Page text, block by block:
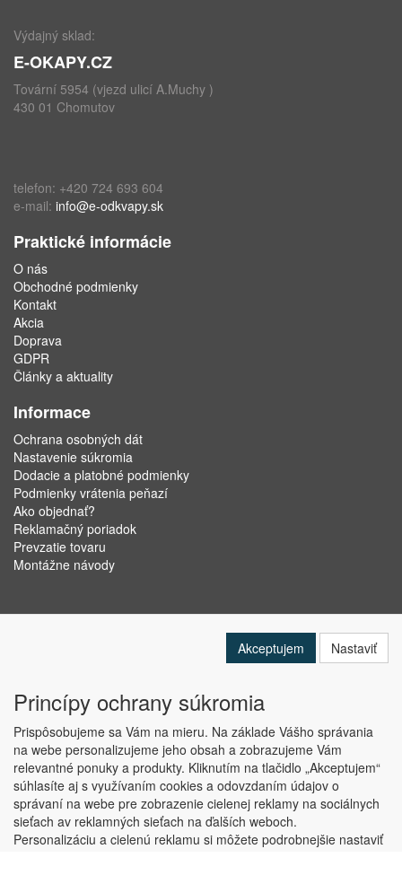
Výdajný sklad:
E-OKAPY.CZ
Tovární 5954 (vjezd ulicí A.Muchy )
430 01 Chomutov
telefon: +420 724 693 604
e-mail: info@e-odkvapy.sk
Praktické informácie
O nás
Obchodné podmienky
Kontakt
Akcia
Doprava
GDPR
Články a aktuality
Informace
Ochrana osobných dát
Nastavenie súkromia
Dodacie a platobné podmienky
Podmienky vrátenia peňazí
Ako objednať?
Reklamačný poriadok
Prevzatie tovaru
Montážne návody
Copyright © ABRA Software a.s. 2019
Akceptujem Nastaviť
Princípy ochrany súkromia
Prispôsobujeme sa Vám na mieru. Na základe Vášho správania
na webe personalizujeme jeho obsah a zobrazujeme Vám
relevantné ponuky a produkty. Kliknutím na tlačidlo „Akceptujem“
súhlasíte aj s využívaním cookies a odovzdaním údajov o
správaní na webe pre zobrazenie cielenej reklamy na sociálnych
sieťach av reklamných sieťach na ďalších weboch.
Personalizáciu a cielenú reklamu si môžete podrobnejšie nastaviť